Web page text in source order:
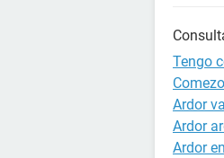
Tengo
Ardor
Ardor
Ardor